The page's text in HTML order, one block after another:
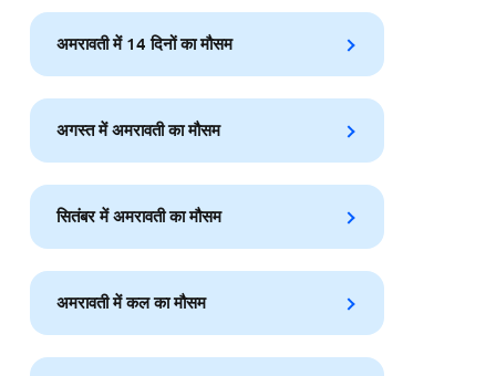
अमरावती में 14 दिनों का मौसम
अगस्त में अमरावती का मौसम
सितंबर में अमरावती का मौसम
अमरावती में कल का मौसम